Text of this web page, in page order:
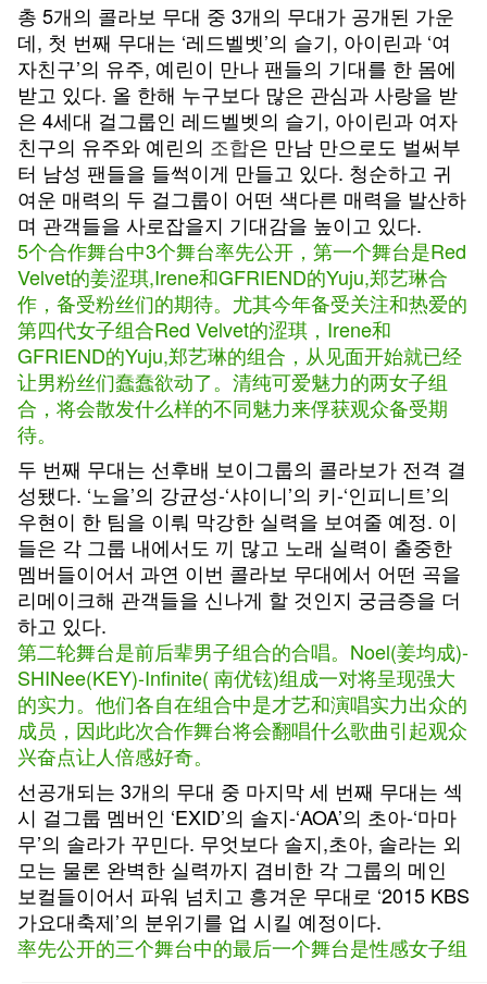
총 5개의 콜라보 무대 중 3개의 무대가 공개된 가운
데, 첫 번째 무대는 ‘레드벨벳’의 슬기, 아이린과 ‘여
자친구’의 유주, 예린이 만나 팬들의 기대를 한 몸에
받고 있다. 올 한해 누구보다 많은 관심과 사랑을 받
은 4세대 걸그룹인 레드벨벳의 슬기, 아이린과 여자
친구의 유주와 예린의 조합은 만남 만으로도 벌써부
터 남성 팬들을 들썩이게 만들고 있다. 청순하고 귀
여운 매력의 두 걸그룹이 어떤 색다른 매력을 발산하
며 관객들을 사로잡을지 기대감을 높이고 있다.
5个合作舞台中3个舞台率先公开，第一个舞台是Red
Velvet的姜涩琪,Irene和GFRIEND的Yuju,郑艺琳合
作，备受粉丝们的期待。尤其今年备受关注和热爱的
第四代女子组合Red Velvet的涩琪，Irene和
GFRIEND的Yuju,郑艺琳的组合，从见面开始就已经
让男粉丝们蠢蠢欲动了。清纯可爱魅力的两女子组
合，将会散发什么样的不同魅力来俘获观众备受期
待。
두 번째 무대는 선후배 보이그룹의 콜라보가 전격 결
성됐다. ‘노을’의 강균성-‘샤이니’의 키-‘인피니트’의
우현이 한 팀을 이뤄 막강한 실력을 보여줄 예정. 이
들은 각 그룹 내에서도 끼 많고 노래 실력이 출중한
멤버들이어서 과연 이번 콜라보 무대에서 어떤 곡을
리메이크해 관객들을 신나게 할 것인지 궁금증을 더
하고 있다.
第二轮舞台是前后辈男子组合的合唱。Noel(姜均成)-
SHINee(KEY)-Infinite( 南优铉)组成一对将呈现强大
的实力。他们各自在组合中是才艺和演唱实力出众的
成员，因此此次合作舞台将会翻唱什么歌曲引起观众
兴奋点让人倍感好奇。
선공개되는 3개의 무대 중 마지막 세 번째 무대는 섹
시 걸그룹 멤버인 ‘EXID’의 솔지-‘AOA’의 초아-‘마마
무’의 솔라가 꾸민다. 무엇보다 솔지,초아, 솔라는 외
모는 물론 완벽한 실력까지 겸비한 각 그룹의 메인
보컬들이어서 파워 넘치고 흥겨운 무대로 ‘2015 KBS
가요대축제’의 분위기를 업 시킬 예정이다.
率先公开的三个舞台中的最后一个舞台是性感女子组